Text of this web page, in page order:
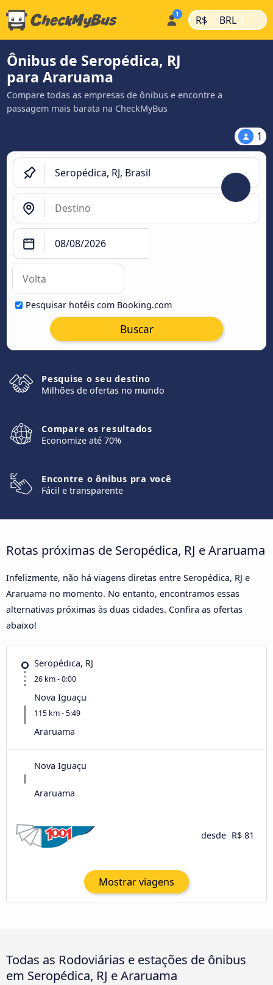
R$ | BRL |
Ônibus de Seropédica, RJ
para Araruama
Compare todas as empresas de ônibus e encontre a
passagem mais barata na CheckMyBus
1
Pesquisar hotéis com Booking.com
Buscar
Pesquise o seu destino
Milhões de ofertas no mundo
Compare os resultados
Economize até 70%
Encontre o ônibus pra você
Fácil e transparente
Rotas próximas de Seropédica, RJ e Araruama
Infelizmente, não há viagens diretas entre Seropédica, RJ e
Araruama no momento. No entanto, encontramos essas
alternativas próximas às duas cidades. Confira as ofertas
abaixo!
Seropédica, RJ
26 km - 0:00
Nova Iguaçu
115 km - 5:49
Araruama
Nova Iguaçu
Araruama
desde R$ 81
Mostrar viagens
Todas as Rodoviárias e estações de ônibus
em Seropédica, RJ e Araruama